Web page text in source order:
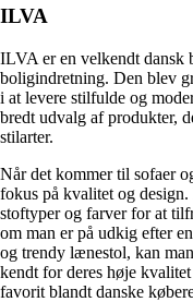
ILVA
ILVA er en velkendt
boligindretning. Den blev
i at levere stilfulde og
bredt udvalg af produkter,
stilarter.
Når det kommer til sofaer
fokus på kvalitet og
stoftyper og farver for at
om man er på udkig efter
og trendy lænestol, kan
kendt for deres høje
favorit blandt danske